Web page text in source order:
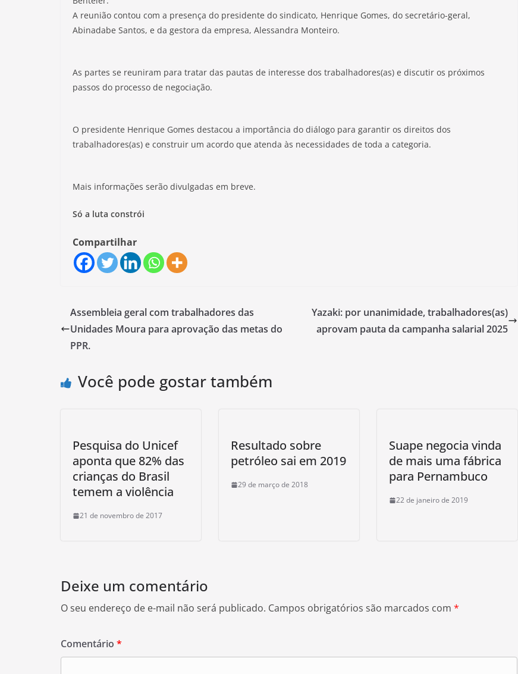
A reunião contou com a presença do presidente do sindicato, Henrique Gomes, do secretário-geral,
Abinadabe Santos, e da gestora da empresa, Alessandra Monteiro.
As partes se reuniram para tratar das pautas de interesse dos trabalhadores(as) e discutir os próximos
passos do processo de negociação.
O presidente Henrique Gomes destacou a importância do diálogo para garantir os direitos dos
trabalhadores(as) e construir um acordo que atenda às necessidades de toda a categoria.
Mais informações serão divulgadas em breve.
Só a luta constrói
Compartilhar
Assembleia geral com trabalhadores das
Unidades Moura para aprovação das metas do
PPR.
Yazaki: por unanimidade, trabalhadores(as)
aprovam pauta da campanha salarial 2025
Você pode gostar também
Pesquisa do Unicef
aponta que 82% das
crianças do Brasil
temem a violência
21 de novembro de 2017
Resultado sobre
petróleo sai em 2019
29 de março de 2018
Suape negocia vinda
de mais uma fábrica
para Pernambuco
22 de janeiro de 2019
Deixe um comentário
O seu endereço de e-mail não será publicado. Campos obrigatórios são marcados com *
Comentário *
Campanha Salarial 2025-2026 começa
com mobilização nas portas das